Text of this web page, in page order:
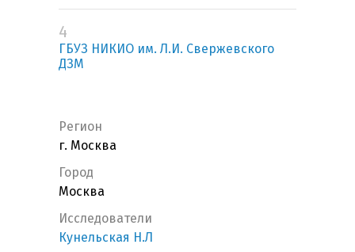
4
ГБУЗ НИКИО им. Л.И. Свержевского
ДЗМ
Регион
г. Москва
Город
Москва
Исследователи
Кунельская Н.Л